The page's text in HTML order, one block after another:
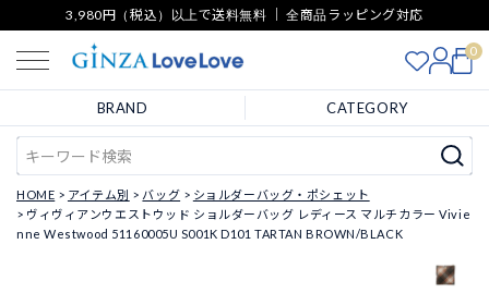
3,980円（税込）以上で送料無料 ｜ 全商品ラッピング対応
0
BRAND CATEGORY
HOME アイテム別 バッグ
ショルダーバッグ・ポシェット
ヴィヴィアンウエストウッド ショルダーバッグ レディース マルチカラー Vivie
nne Westwood 51160005U S001K D101 TARTAN BROWN/BLACK